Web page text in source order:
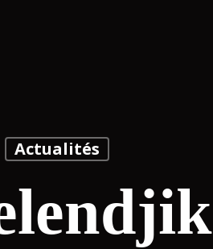
Actualités